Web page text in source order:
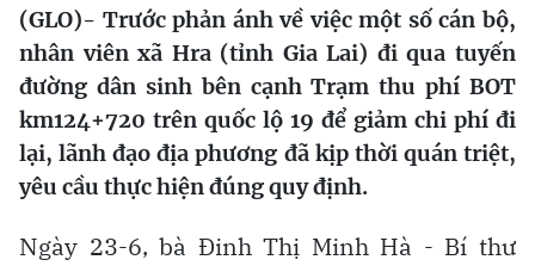
(GLO)- Trước phản ánh về việc một số cán bộ,
nhân viên xã Hra (tỉnh Gia Lai) đi qua tuyến
đường dân sinh bên cạnh Trạm thu phí BOT
km124+720 trên quốc lộ 19 để giảm chi phí đi
lại, lãnh đạo địa phương đã kịp thời quán triệt,
yêu cầu thực hiện đúng quy định.
Ngày 23-6, bà Đinh Thị Minh Hà - Bí thư